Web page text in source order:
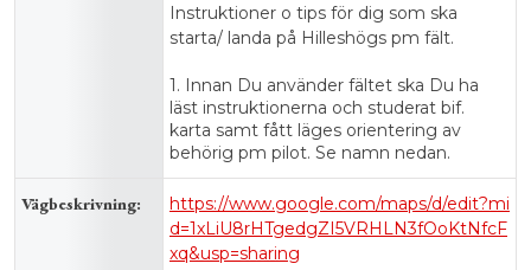
Instruktioner o tips för dig som ska
starta/ landa på Hilleshögs pm fält.
1. Innan Du använder fältet ska Du ha
läst instruktionerna och studerat bif.
karta samt fått läges orientering av
behörig pm pilot. Se namn nedan.
Vägbeskrivning:
https://www.google.com/maps/d/edit?mi
d=1xLiU8rHTgedgZI5VRHLN3fOoKtNfcF
xq&usp=sharing